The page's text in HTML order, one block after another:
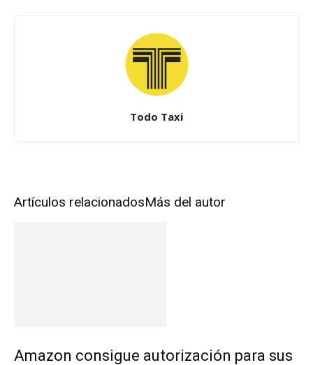
Todo Taxi
Artículos relacionadosMás del autor
Amazon consigue autorización para sus